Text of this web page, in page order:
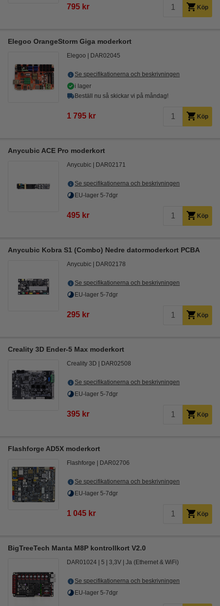
795 kr Köp
Elegoo OrangeStorm Giga moderkort
Elegoo DAR02045
Se specifikationerna och beskrivningen
i lager
Beställ nu så skickar vi på måndag!
1 795 kr Köp
Anycubic ACE Pro moderkort
Anycubic DAR02171
Se specifikationerna och beskrivningen
EU-lager 5-7dgr
495 kr Köp
Anycubic Kobra S1 (Combo) Nedre datormoderkort PCBA
Anycubic DAR02178
Se specifikationerna och beskrivningen
EU-lager 5-7dgr
295 kr Köp
Creality 3D Ender-5 Max moderkort
Creality 3D DAR02508
Se specifikationerna och beskrivningen
EU-lager 5-7dgr
395 kr Köp
Flashforge AD5X moderkort
Flashforge DAR02706
Se specifikationerna och beskrivningen
EU-lager 5-7dgr
1 045 kr Köp
BigTreeTech Manta M8P kontrollkort V2.0
DAR01024 5 3,3V Ja (Ethernet & WiFi)
Se specifikationerna och beskrivningen
EU-lager 5-7dgr